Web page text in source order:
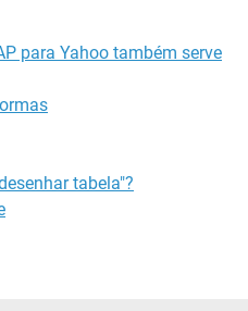
para Yahoo também serve
tabela"?